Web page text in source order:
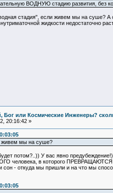
ВОДНУЮ стадию развития, без
стадия", если живем мы на суше? А
жидкости недостаточно
Бог или Космические Инженеры?
20:16:42 »
живем мы на суше?
потом?..)) У вас явно
человека, в которого ПРЕВРАЩАЮТСЯ
сон - откуда мы пришли и на что мы